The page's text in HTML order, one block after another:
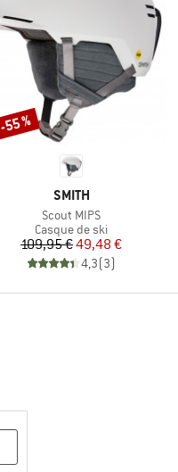
MARQUE
SMITH
Article
Scout MIPS
Product group
Casque de ski
Prix
109,95 €Prix réduit
49,48 €
4,3(3)
%